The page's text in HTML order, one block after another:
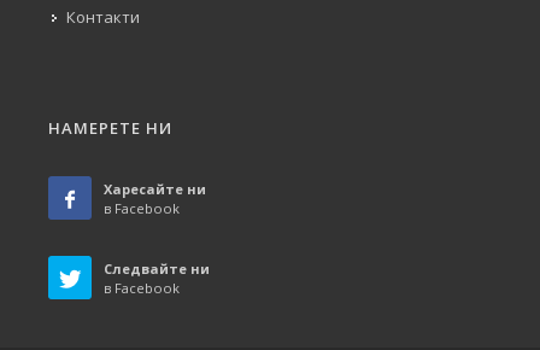
Контакти
НАМЕРЕТЕ НИ
Харесайте ни
в Facebook
Следвайте ни
в Facebook